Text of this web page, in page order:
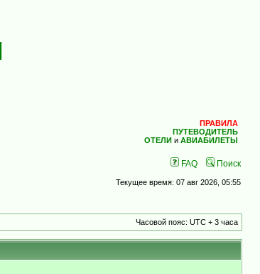
ПРАВИЛА
ПУТЕВОДИТЕЛЬ
ОТЕЛИ и АВИАБИЛЕТЫ
FAQ Поиск
Текущее время: 07 авг 2026, 05:55
Часовой пояс: UTC + 3 часа